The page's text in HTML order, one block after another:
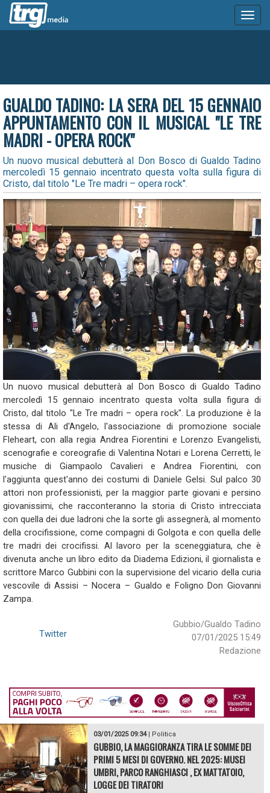
GUALDO TADINO: LA SERA DEL 15 GENNAIO
APPUNTAMENTO CON IL MUSICAL "LE TRE
MADRI - OPERA ROCK"
Un nuovo musical debutterà al Don Bosco di Gualdo Tadino
mercoledì 15 gennaio incentrato questa volta sulla figura di
Cristo, dal titolo "Le Tre madri – opera rock".
Un nuovo musical debutterà al Don Bosco di Gualdo Tadino
mercoledì 15 gennaio incentrato questa volta sulla figura di
Cristo, dal titolo "Le Tre madri – opera rock". La produzione è la
stessa di Ali d'Angelo, l'associazione di promozione sociale
Fleheart, con alla regia Andrea Fiorentini e Lorenzo Evangelisti,
scenografie e coreografie di Valentina Notari e Lorena Cerretti, le
musiche di Giampaolo Cavalieri e Andrea Fiorentini, con
l'aggiunta quest'anno dei costumi di Daniele Gelsi. Sul palco 30
attori non professionisti, per la maggior parte giovani e persino
giovanissimi, che racconteranno la storia di Cristo intrecciata
con quella dei due ladroni che la sorte gli assegnerà, al momento
della crocifissione, come compagni di Golgota e con quella delle
tre madri dei crocifissi. Al lavoro per la sceneggiatura, che è
divenuta anche un libro edito da Diadema Edizioni, il giornalista e
scrittore Marco Gubbini con la supervisione del vicario della curia
vescovile di Assisi – Nocera – Gualdo e Foligno Don Giovanni
Zampa.
Gubbio/Gualdo Tadino
07/01/2025 15:49
Redazione
Twitter
03/01/2025 09:34| Politica
GUBBIO, LA MAGGIORANZA TIRA LE SOMME DEI
PRIMI 5 MESI DI GOVERNO. NEL 2025: MUSEI
UMBRI, PARCO RANGHIASCI , EX MATTATOIO,
LOGGE DEI TIRATORI